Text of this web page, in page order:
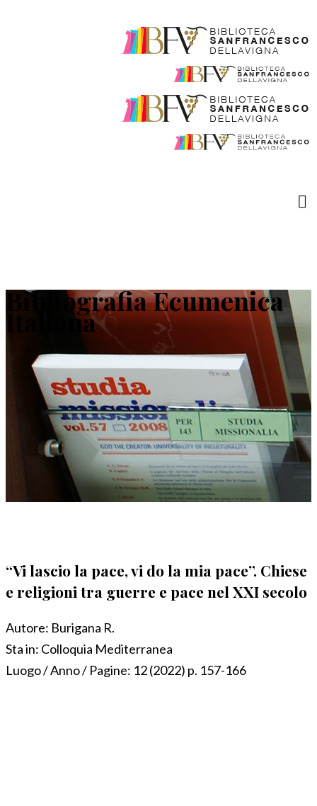
Bibliografia Ecumenica
Italiana
“Vi lascio la pace, vi do la mia pace”. Chiese
e religioni tra guerre e pace nel XXI secolo
Autore: Burigana R.
Sta in: Colloquia Mediterranea
Luogo / Anno / Pagine: 12 (2022) p. 157-166